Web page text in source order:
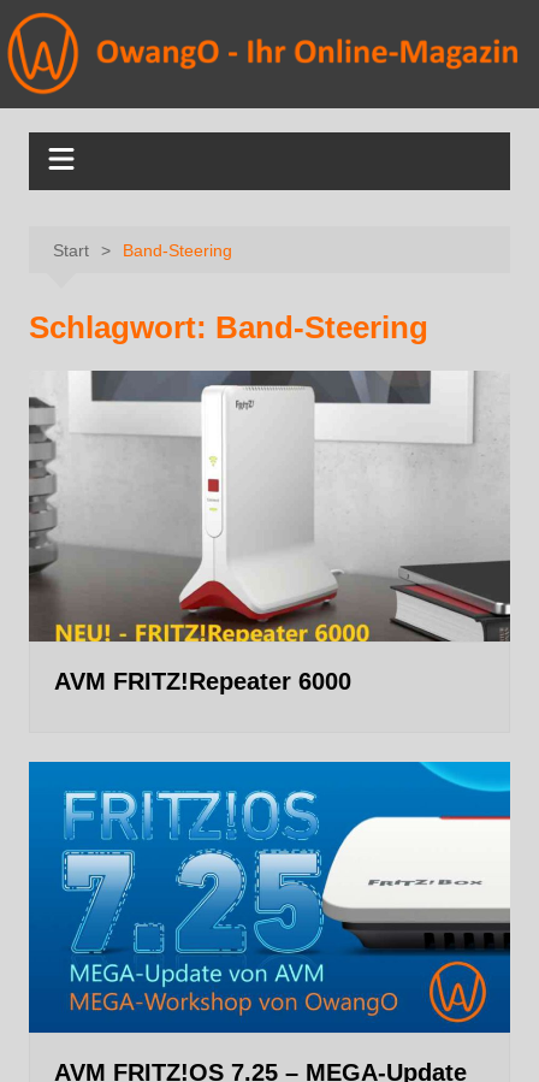
Start Band-Steering
Schlagwort: Band-Steering
AVM FRITZ!Repeater 6000
AVM FRITZ!OS 7.25 – MEGA-Update